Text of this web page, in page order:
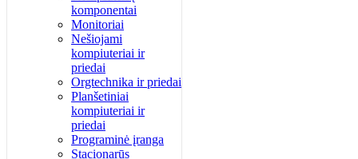
komponentai
Monitoriai
Nešiojami
kompiuteriai ir
priedai
Orgtechnika ir priedai
Planšetiniai
kompiuteriai ir
priedai
Programinė įranga
Stacionarūs